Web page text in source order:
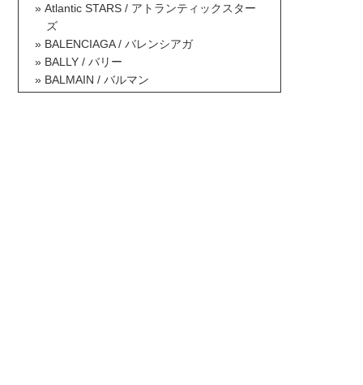
Atlantic STARS / アトランティックスター
ズ
BALENCIAGA / バレンシアガ
BALLY / バリー
BALMAIN / バルマン